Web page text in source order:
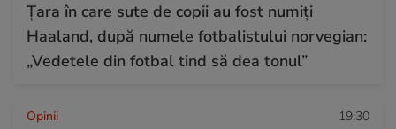
Țara în care sute de copii au fost numiți
Haaland, după numele fotbalistului norvegian:
„Vedetele din fotbal tind să dea tonul”
Opinii 19:30